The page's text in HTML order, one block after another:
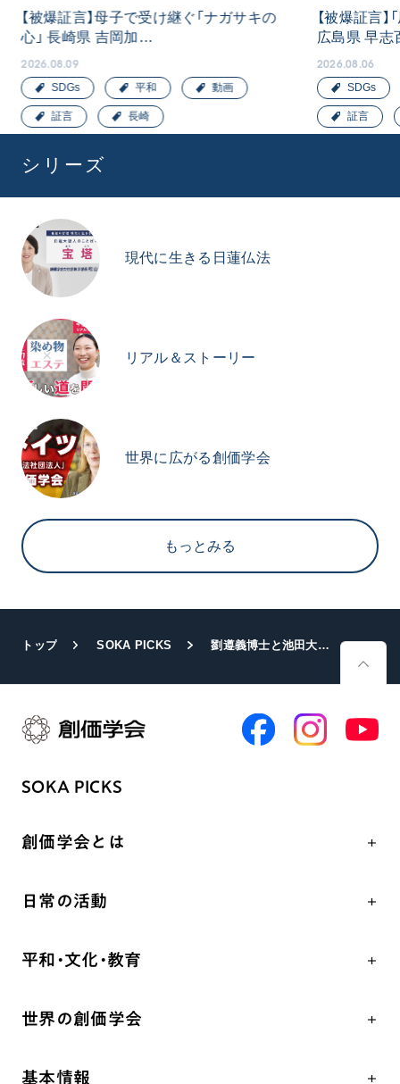
【被爆証言】母子で受け継ぐ「ナガサキの
心」 長崎県 吉岡加…
2026.08.09
SDGs 平和 動画
証言 長崎
【被爆証言
広島県 早
2026.08.06
SDGs
証言
シリーズ
現代に生きる日蓮仏法
リアル＆ストーリー
世界に広がる創価学会
もっとみる
トップ SOKA PICKS 劉遵義博士と池田大作先生の対談集『新たなグローバル社会の指標－平和と経済と教育を語る』
SOKA PICKS
創価学会とは
祈り
聖典
釈尊～法華経
日常の活動
座談会
仏法を語る
平和・文化・教育
「人権文化」「ジェンダー平等」を促進
世界の創価学会
基本情報